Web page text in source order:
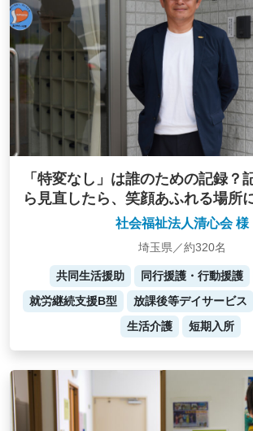
「特変なし」は誰のための記録？
ら見直したら、笑顔あふれる場所
社会福祉法人清心会 様
埼玉県／約320名
共同生活援助 同行援護・行動援護
就労継続支援B型
放課後等デイサービス
生活介護
短期入所